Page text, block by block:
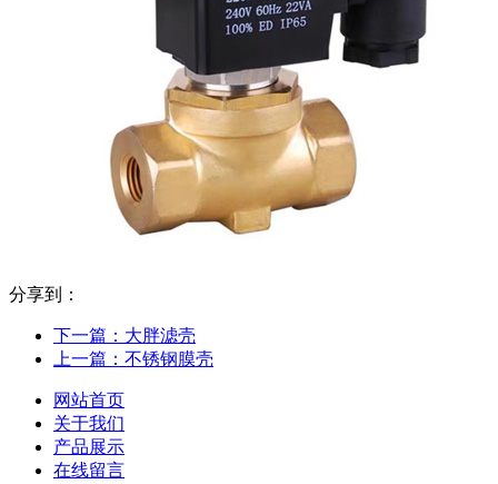
分享到：
下一篇： 大胖滤壳
上一篇： 不锈钢膜壳
网站首页
关于我们
产品展示
在线留言